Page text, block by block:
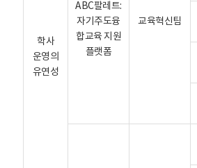
학사
운영의
유연성
ABC팔레트:
자기주도융
합교육 지원
플랫폼
교육혁신팀